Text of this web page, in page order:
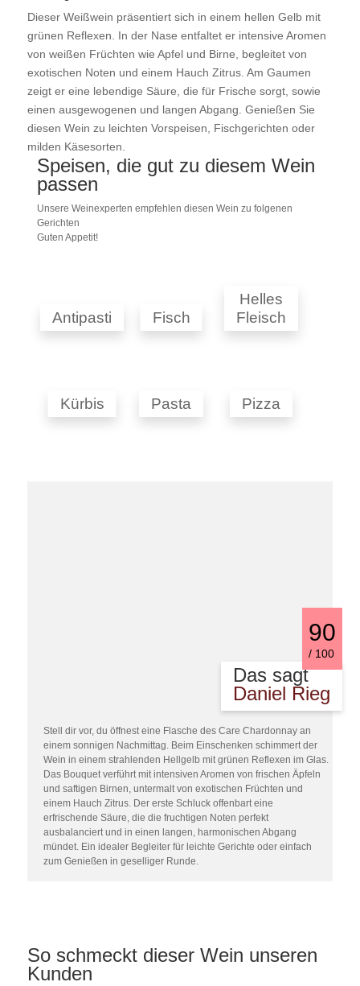
Dieser Weißwein präsentiert sich in einem hellen Gelb mit
grünen Reflexen. In der Nase entfaltet er intensive Aromen
von weißen Früchten wie Apfel und Birne, begleitet von
exotischen Noten und einem Hauch Zitrus. Am Gaumen
zeigt er eine lebendige Säure, die für Frische sorgt, sowie
einen ausgewogenen und langen Abgang. Genießen Sie
diesen Wein zu leichten Vorspeisen, Fischgerichten oder
milden Käsesorten.
Speisen, die gut zu diesem Wein
passen
Unsere Weinexperten empfehlen diesen Wein zu folgenen
Gerichten
Guten Appetit!
Antipasti Fisch
Helles
Fleisch
Kürbis Pasta Pizza
Das sagt
Daniel Rieg
90
/ 100
Stell dir vor, du öffnest eine Flasche des Care Chardonnay an
einem sonnigen Nachmittag. Beim Einschenken schimmert der
Wein in einem strahlenden Hellgelb mit grünen Reflexen im Glas.
Das Bouquet verführt mit intensiven Aromen von frischen Äpfeln
und saftigen Birnen, untermalt von exotischen Früchten und
einem Hauch Zitrus. Der erste Schluck offenbart eine
erfrischende Säure, die die fruchtigen Noten perfekt
ausbalanciert und in einen langen, harmonischen Abgang
mündet. Ein idealer Begleiter für leichte Gerichte oder einfach
zum Genießen in geselliger Runde.
So schmeckt dieser Wein unseren
Kunden